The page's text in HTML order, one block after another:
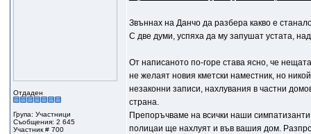
Отдаден
Група: Участници
Съобщения: 2 645
Участник # 700
Звъннах на Данчо да разбера какво е
С две думи, успяха да му запушат устата,
От написаното по-горе става ясно, че
не желаят новия кметски наместник, но
незаконни записи, нахлувания в частни
страна.
Препоръчваме на всички наши
полицаи ще нахлуят и във вашия дом.